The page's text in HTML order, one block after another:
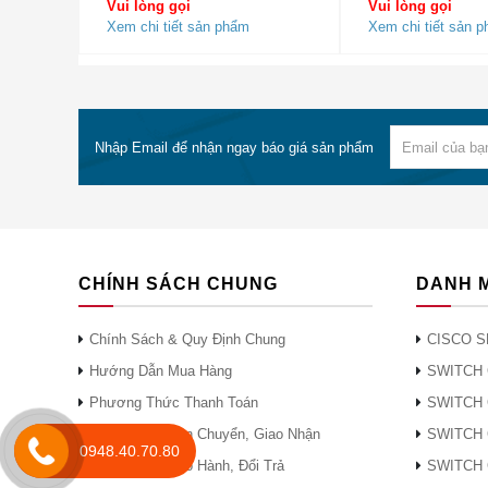
Giao diện quản lý mạng
● Cổng điều
Chuyển đổi công suất
1280 Gb / giây
Số xếp chồng tối đa
480Gb / giây
CPU
CPU đa lõi
Bộ nhớ flash
Không dây
Số AP cho mỗi switch / stack
Số lượng khách hàng không dây
trên mỗi switch / stack
Vui lòng gọi
Xem chi tiết sản phẩm
Vui lòng gọi
Xem chi tiết sản
Nhập Email để nhận ngay báo giá sản phẩm
CHÍNH SÁCH CHUNG
Chính Sách & Quy Định Chung
Hướng Dẫn Mua Hàng
Phương Thức Thanh Toán
Chính Sách Vận Chuyển, Giao Nhận
Chính Sách Bảo Hành, Đổi Trả
DANH
CISCO
SWITCH
SWITCH
SWITCH
SWITCH
0948.40.70.80